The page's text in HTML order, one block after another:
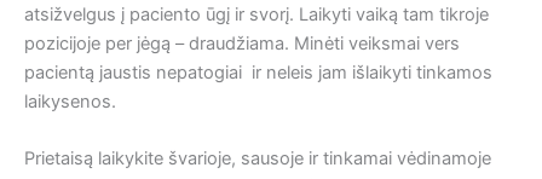
atsižvelgus į paciento ūgį ir svorį. Laikyti vaiką tam tikroje
pozicijoje per jėgą – draudžiama. Minėti veiksmai vers
pacientą jaustis nepatogiai ir neleis jam išlaikyti tinkamos
laikysenos.
Prietaisą laikykite švarioje, sausoje ir tinkamai vėdinamoje